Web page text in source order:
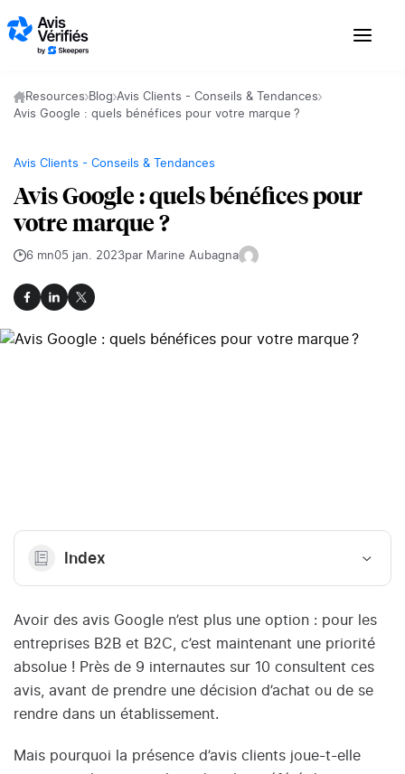
Resources Blog Avis Clients - Conseils & Tendances
Avis Google : quels bénéfices pour votre marque ?
Avis Clients - Conseils & Tendances
Avis Google : quels bénéfices pour
votre marque ?
6 mn05 jan. 2023par Marine Aubagna
Facebook
LinkedIn
X
Index
Avoir des avis Google n’est plus une option : pour les
entreprises B2B et B2C, c’est maintenant une priorité
absolue ! Près de 9 internautes sur 10 consultent ces
avis, avant de prendre une décision d’achat ou de se
rendre dans un établissement.
Mais pourquoi la présence d’avis clients joue-t-elle